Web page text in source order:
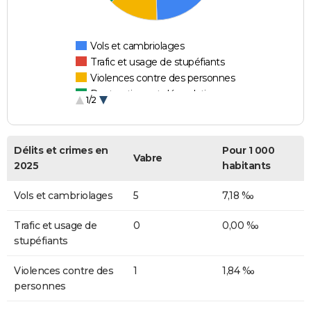
Vols et cambriolages
Trafic et usage de stupéfiants
Violences contre des personnes
Destructions et dégradations
1/2
Délits et crimes en
2025
Vabre
Pour 1 000
habitants
Vols et cambriolages 5 7,18 ‰
Trafic et usage de
stupéfiants
0 0,00 ‰
Violences contre des
personnes
1 1,84 ‰